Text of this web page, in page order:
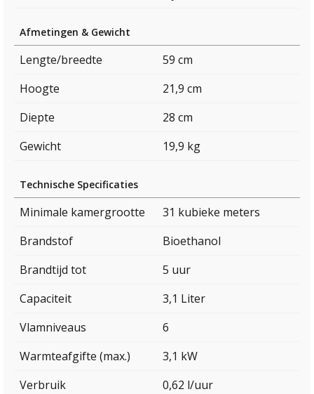
Afmetingen & Gewicht
Lengte/breedte
59 cm
Hoogte
21,9 cm
Diepte
28 cm
Gewicht
19,9 kg
Technische Specificaties
Minimale kamergrootte
31 kubieke meters
Brandstof
Bioethanol
Brandtijd tot
5 uur
Capaciteit
3,1 Liter
Vlamniveaus
6
Warmteafgifte (max.)
3,1 kW
Verbruik
0,62 l/uur